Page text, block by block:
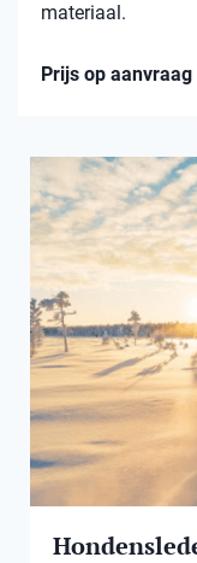
materiaal.
Prijs op aanvraag